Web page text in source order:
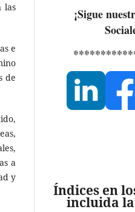
las
e
de
a
y
¡Sigue
Índices en
incluida